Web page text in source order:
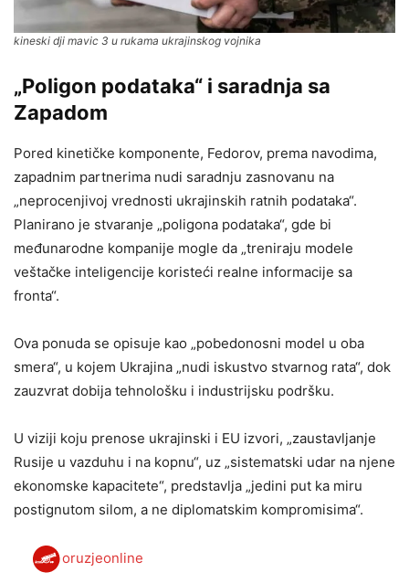
kineski dji mavic 3 u rukama ukrajinskog vojnika
„Poligon podataka“ i saradnja sa
Zapadom
Pored kinetičke komponente, Fedorov, prema navodima,
zapadnim partnerima nudi saradnju zasnovanu na
„neprocenjivoj vrednosti ukrajinskih ratnih podataka“.
Planirano je stvaranje „poligona podataka“, gde bi
međunarodne kompanije mogle da „treniraju modele
veštačke inteligencije koristeći realne informacije sa
fronta“.
Ova ponuda se opisuje kao „pobedonosni model u oba
smera“, u kojem Ukrajina „nudi iskustvo stvarnog rata“, dok
zauzvrat dobija tehnološku i industrijsku podršku.
U viziji koju prenose ukrajinski i EU izvori, „zaustavljanje
Rusije u vazduhu i na kopnu“, uz „sistematski udar na njene
ekonomske kapacitete“, predstavlja „jedini put ka miru
postignutom silom, a ne diplomatskim kompromisima“.
oruzjeonline